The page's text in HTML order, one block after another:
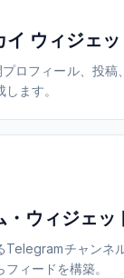
イ ウィジェッ
ロフィール、投稿
ます。
・ウィジェッ
Telegramチャンネ
ィードを構築。